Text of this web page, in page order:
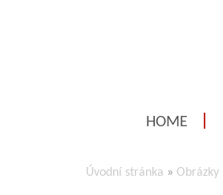
HOME
Úvodní stránka » Obrázky